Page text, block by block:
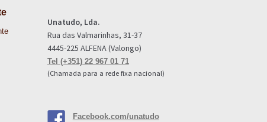
Unatudo, Lda.
Rua das Valmarinhas, 31-37
4445-225 ALFENA (Valongo)
Tel (+351) 22 967 01 71
(Chamada para a rede fixa nacional)
Facebook.com/unatudo